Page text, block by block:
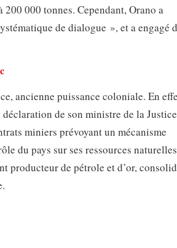
000 tonnes. Cependant, Orano a
de dialogue », et a engagé
ancienne puissance coloniale. En
de son ministre de la
miniers prévoyant un mécanisme
du pays sur ses ressources
producteur de pétrole et d’or,